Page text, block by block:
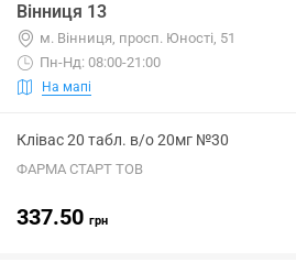
Вінниця 13
м. Вінниця, просп. Юності, 51
Пн-Нд: 08:00-21:00
На мапі
Клівас 20 табл. в/о 20мг №30
ФАРМА СТАРТ ТОВ
337.50 грн